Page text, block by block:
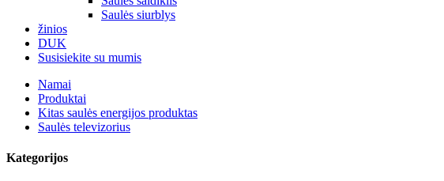
Saulės siurblys
žinios
DUK
Susisiekite su mumis
Namai
Produktai
Kitas saulės energijos produktas
Saulės televizorius
Kategorijos